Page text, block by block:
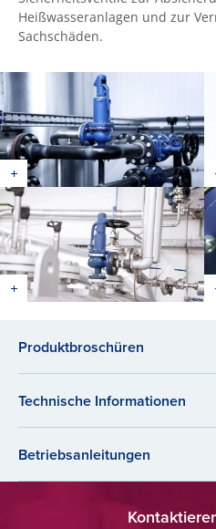
Heißwasseranlagen und zur
Sachschäden.
Produktbroschüren
Technische Informationen
Betriebsanleitungen